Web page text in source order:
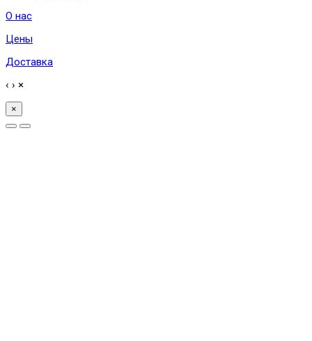
О нас
Цены
Доставка
‹ › ×
×